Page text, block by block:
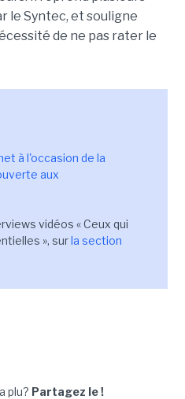
le Syntec, et souligne
de ne pas rater le
à l'occasion de la
aux
vidéos « Ceux qui
», surla section
plu? Partagez le !